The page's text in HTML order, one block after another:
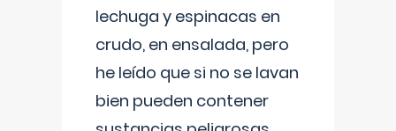
lechuga y espinacas en
crudo, en ensalada, pero
he leído que si no se lavan
bien pueden contener